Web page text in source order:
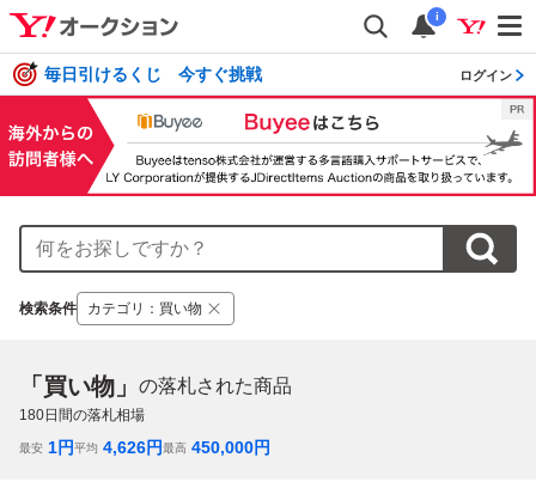
i
毎日引けるくじ 今すぐ挑戦 ログイン
検索条件 カテゴリ ： 買い物
「買い物」 の落札された商品
180日間の落札相場
最安 1円平均 4,626円最高 450,000円